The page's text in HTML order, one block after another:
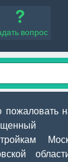
вопрос
пожаловать